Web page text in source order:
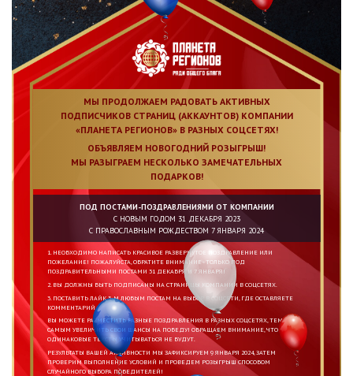
МЫ ПРОДОЛЖАЕМ РАДОВАТЬ АКТИВНЫХ
ПОДПИСЧИКОВ СТРАНИЦ (АККАУНТОВ) КОМПАНИИ
«ПЛАНЕТА РЕГИОНОВ» В РАЗНЫХ СОЦСЕТЯХ!
ОБЪЯВЛЯЕМ НОВОГОДНИЙ РОЗЫГРЫШ!
МЫ РАЗЫГРАЕМ НЕСКОЛЬКО ЗАМЕЧАТЕЛЬНЫХ
ПОДАРКОВ!
ПОД ПОСТАМИ-ПОЗДРАВЛЕНИЯМИ ОТ КОМПАНИИ
С НОВЫМ ГОДОМ 31 ДЕКАБРЯ 2023
С ПРАВОСЛАВНЫМ РОЖДЕСТВОМ 7 ЯНВАРЯ 2024
1. НЕОБХОДИМО НАПИСАТЬ КРАСИВОЕ РАЗВЕРНУТОЕ ПОЗДРАВЛЕНИЕ ИЛИ
ПОЖЕЛАНИЕ! ПОЖАЛУЙСТА, ОБРАТИТЕ ВНИМАНИЕ - ТОЛЬКО ПОД
ПОЗДРАВИТЕЛЬНЫМИ ПОСТАМИ 31 ДЕКАБРЯ И 7 ЯНВАРЯ!
2. ВЫ ДОЛЖНЫ БЫТЬ ПОДПИСАНЫ НА СТРАНИЦЫ КОМПАНИИ В СОЦСЕТЯХ.
3. ПОСТАВИТЬ ЛАЙК 3-М ЛЮБЫМ ПОСТАМ НА ВЫБОР В СОЦСЕТИ, ГДЕ ОСТАВЛЯЕТЕ
КОММЕНТАРИЙ.
ВЫ МОЖЕТЕ РАЗМЕСТИТЬ РАЗНЫЕ ПОЗДРАВЛЕНИЯ В РАЗНЫХ СОЦСЕТЯХ, ТЕМ
САМЫМ УВЕЛИЧИТЬ СВОИ ШАНСЫ НА ПОБЕДУ! ОБРАЩАЕМ ВНИМАНИЕ, ЧТО
ОДИНАКОВЫЕ ТЕКСТЫ УЧИТЫВАТЬСЯ НЕ БУДУТ.
РЕЗУЛЬТАТЫ ВАШЕЙ АКТИВНОСТИ МЫ ЗАФИКСИРУЕМ 9 ЯНВАРЯ 2024, ЗАТЕМ
ПРОВЕРИМ ВЫПОЛНЕНИЕ УСЛОВИЙ И ПРОВЕДЕМ РОЗЫГРЫШ СПОСОБОМ
СЛУЧАЙНОГО ВЫБОРА ПОБЕДИТЕЛЕЙ!